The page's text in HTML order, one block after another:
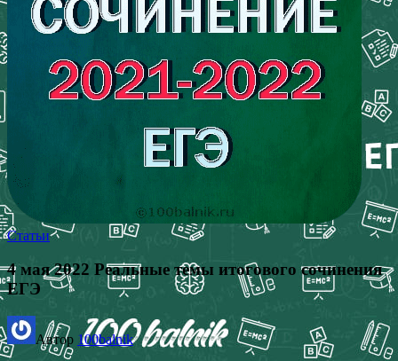
Статьи
4 мая 2022 Реальные темы итогового сочинения
ЕГЭ
Автор 100balnik